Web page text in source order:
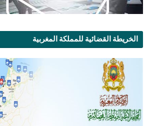
الخريطة القضائية للمملكة المغربية